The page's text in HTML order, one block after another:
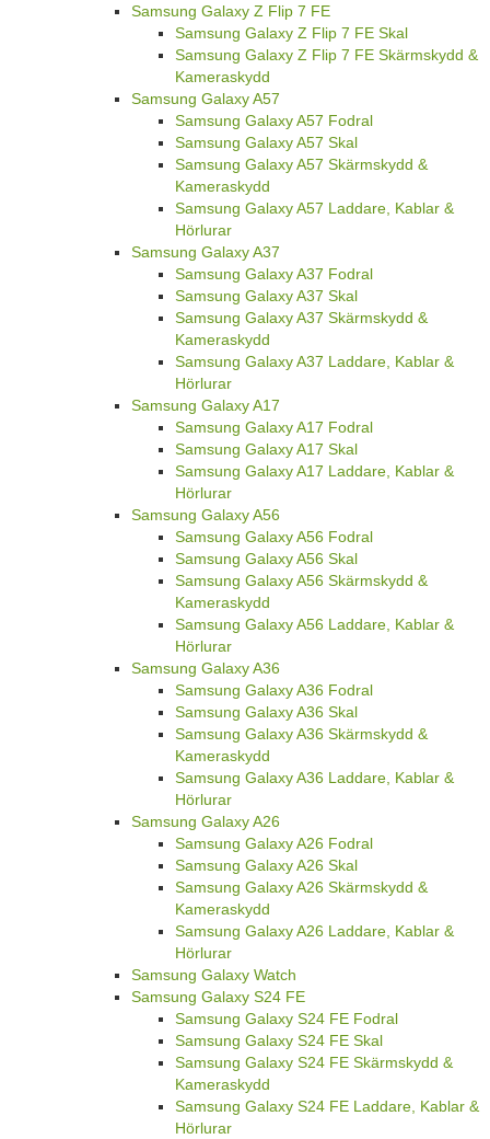
Samsung Galaxy Z Flip 7 FE
Samsung Galaxy Z Flip 7 FE Skal
Samsung Galaxy Z Flip 7 FE Skärmskydd &
Kameraskydd
Samsung Galaxy A57
Samsung Galaxy A57 Fodral
Samsung Galaxy A57 Skal
Samsung Galaxy A57 Skärmskydd &
Kameraskydd
Samsung Galaxy A57 Laddare, Kablar &
Hörlurar
Samsung Galaxy A37
Samsung Galaxy A37 Fodral
Samsung Galaxy A37 Skal
Samsung Galaxy A37 Skärmskydd &
Kameraskydd
Samsung Galaxy A37 Laddare, Kablar &
Hörlurar
Samsung Galaxy A17
Samsung Galaxy A17 Fodral
Samsung Galaxy A17 Skal
Samsung Galaxy A17 Laddare, Kablar &
Hörlurar
Samsung Galaxy A56
Samsung Galaxy A56 Fodral
Samsung Galaxy A56 Skal
Samsung Galaxy A56 Skärmskydd &
Kameraskydd
Samsung Galaxy A56 Laddare, Kablar &
Hörlurar
Samsung Galaxy A36
Samsung Galaxy A36 Fodral
Samsung Galaxy A36 Skal
Samsung Galaxy A36 Skärmskydd &
Kameraskydd
Samsung Galaxy A36 Laddare, Kablar &
Hörlurar
Samsung Galaxy A26
Samsung Galaxy A26 Fodral
Samsung Galaxy A26 Skal
Samsung Galaxy A26 Skärmskydd &
Kameraskydd
Samsung Galaxy A26 Laddare, Kablar &
Hörlurar
Samsung Galaxy Watch
Samsung Galaxy S24 FE
Samsung Galaxy S24 FE Fodral
Samsung Galaxy S24 FE Skal
Samsung Galaxy S24 FE Skärmskydd &
Kameraskydd
Samsung Galaxy S24 FE Laddare, Kablar &
Hörlurar